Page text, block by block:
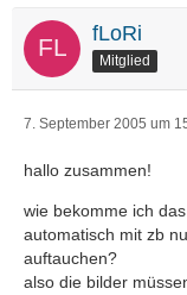
fLoRi
Mitglied
7. September 2005 um
hallo zusammen!
wie bekomme ich
automatisch mit zb
auftauchen?
also die bilder